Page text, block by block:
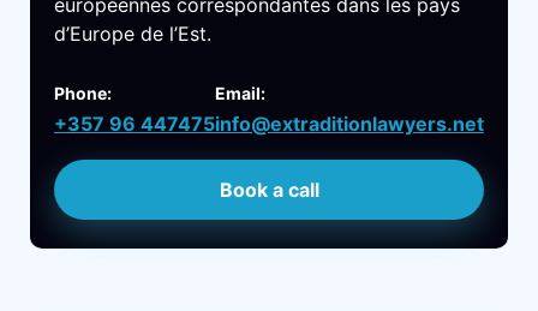
européennes correspondantes dans les pays
d’Europe de l’Est.
Phone:
+357 96 447475
Email:
info@extraditionlawyers.net
Book a call